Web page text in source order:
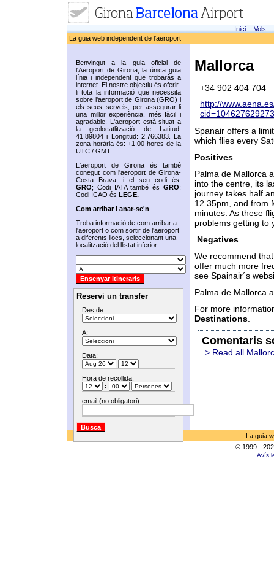
Inici
Vols
La guia web independent de l'aeroport
Benvingut a la guia oficial de
l'Aeroport de Girona, la única guia
línia i independent que trobaràs a
internet. El nostre objectiu és oferir-
li tota la informació que necessita
sobre l'aeroport de Girona (GRO) i
els seus serveis, per assegurar-li
una millor experiència, més fàcil i
agradable. L'aeroport està situat a
la geolocatlització de Latitud:
41.89804 i Longitud: 2.766383. La
zona horària és: +1:00 hores de la
UTC / GMT
L'aeroport de Girona és també
conegut com l'aeroport de Girona-
Costa Brava, i el seu codi és:
GRO; Codi IATA també és GRO;
Codi ICAO és LEGE.
Com arribar i anar-se'n
Troba informació de com arribar a
l'aeroport o com sortir de l'aeroport
a diferents llocs, seleccionant una
localització del llistat inferior:
Reservi un transfer
Des de:
A:
Data:
Hora de recollida:
:
email (no obligatori):
Mallorca
+34 902 404 704
http://
Spanair offers a
which flies every
Positives
Palma de Mallorca
into the centre, its
journey takes half
12.35pm, and from
minutes. As these
problems getting to
Negatives
We recommend
offer much more
see Spainair´s
Palma de Mallorca
For more
Destinations.
Comentaris
> Read all
La guia
© 1999 -
Avís